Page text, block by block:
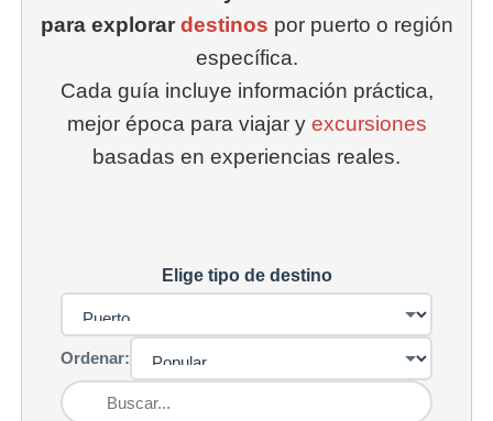
para explorar destinos por puerto o región
específica.
Cada guía incluye información práctica,
mejor época para viajar y excursiones
basadas en experiencias reales.
Elige tipo de destino
Ordenar: